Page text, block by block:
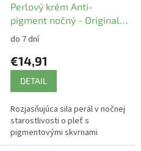
Perlový krém Anti-
pigment nočný - Original
ATOK
do 7 dní
€14,91
DETAIL
Rozjasňujúca sila perál v nočnej
starostlivosti o pleť s
pigmentovými skvrnami